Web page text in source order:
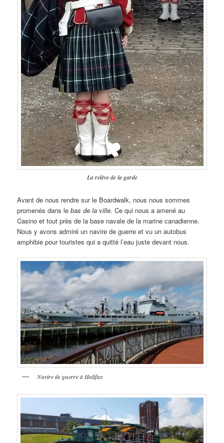
La relève de la garde
Avant de nous rendre sur le Boardwalk, nous nous sommes
promenés dans lebas de la ville. Ce qui nous a amené au
Casino et tout près de la base navale de la marine canadienne.
Nous y avons admiré un navire de guerre et vu un autobus
amphibie pour touristes qui a quitté l’eau juste devant nous.
Navire de guerre à Halifax